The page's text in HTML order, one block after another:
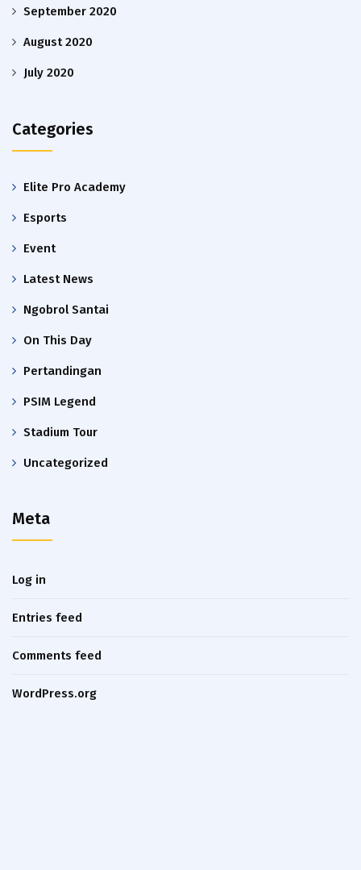
September 2020
August 2020
July 2020
Categories
Elite Pro Academy
Esports
Event
Latest News
Ngobrol Santai
On This Day
Pertandingan
PSIM Legend
Stadium Tour
Uncategorized
Meta
Log in
Entries feed
Comments feed
WordPress.org